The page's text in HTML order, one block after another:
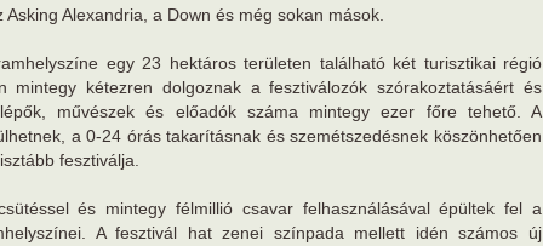
Asking Alexandria, a Down és még sokan mások.
egy 23 hektáros területen található két turisztikai régió
mintegy kétezren dolgoznak a fesztiválozók szórakoztatásáért és
művészek és előadók száma mintegy ezer főre tehető. A
a 0-24 órás takarításnak és szemétszedésnek köszönhetően
fesztiválja.
és mintegy félmillió csavar felhasználásával épültek fel a
A fesztivál hat zenei színpada mellett idén számos új